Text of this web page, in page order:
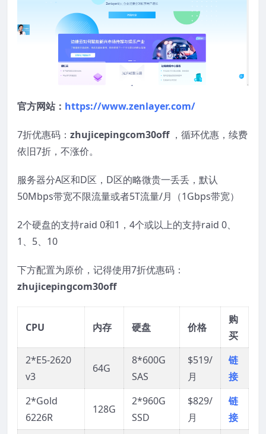
官方网站： https://www.zenlayer.com/
7折优惠码： zhujicepingcom30off ，循环优惠，续费
依旧7折，不涨价。
服务器分A区和D区，D区的略微贵一丢丢，默认
50Mbps带宽不限流量或者5T流量/月（1Gbps带宽）
2个硬盘的支持raid 0和1，4个或以上的支持raid 0、
1、5、10
下方配置为原价，记得使用7折优惠码：
zhujicepingcom30off
CPU 内存 硬盘 价格
购
买
2*E5-2620
v3
64G
8*600G
SAS
$519/
月
链
接
2*Gold
6226R
128G
2*960G
SSD
$829/
月
链
接